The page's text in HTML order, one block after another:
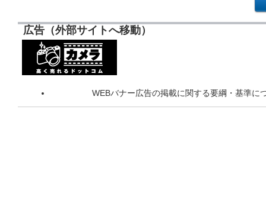
広告（外部サイトへ移動）
WEBバナー広告の掲載に関する要綱・基準に